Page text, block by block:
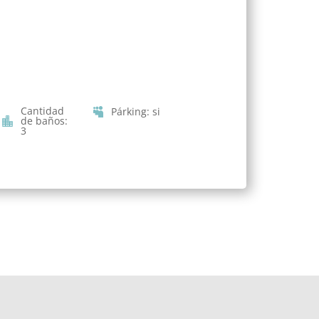
Cantidad
de baños:
3
Párking:si